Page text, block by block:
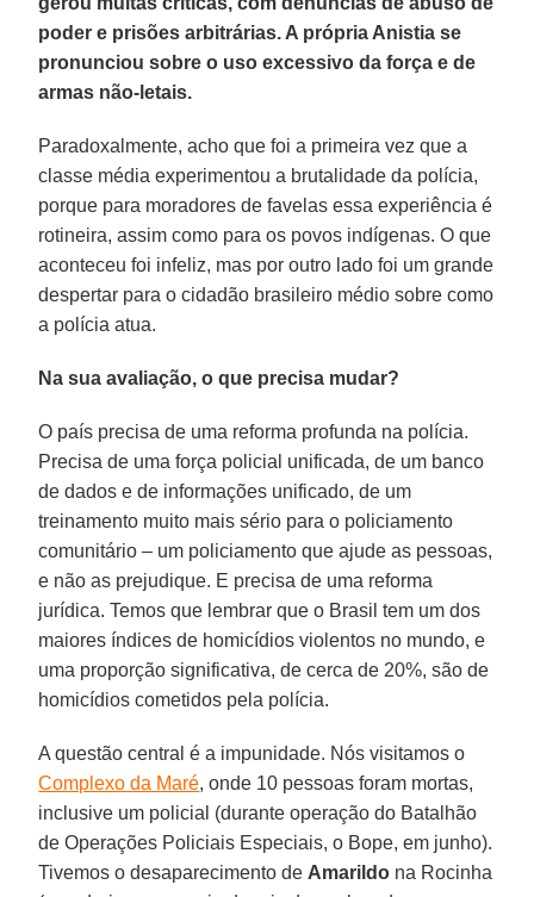
poder e prisões arbitrárias. A própria Anistia se
pronunciou sobre o uso excessivo da força e de
armas não-letais.
Paradoxalmente, acho que foi a primeira vez que a
classe média experimentou a brutalidade da polícia,
porque para moradores de favelas essa experiência é
rotineira, assim como para os povos indígenas. O que
aconteceu foi infeliz, mas por outro lado foi um grande
despertar para o cidadão brasileiro médio sobre como
a polícia atua.
Na sua avaliação, o que precisa mudar?
O país precisa de uma reforma profunda na polícia.
Precisa de uma força policial unificada, de um banco
de dados e de informações unificado, de um
treinamento muito mais sério para o policiamento
comunitário – um policiamento que ajude as pessoas,
e não as prejudique. E precisa de uma reforma
jurídica. Temos que lembrar que o Brasil tem um dos
maiores índices de homicídios violentos no mundo, e
uma proporção significativa, de cerca de 20%, são de
homicídios cometidos pela polícia.
A questão central é a impunidade. Nós visitamos o
Complexo da Maré, onde 10 pessoas foram mortas,
inclusive um policial (durante operação do Batalhão
de Operações Policiais Especiais, o Bope, em junho).
Tivemos o desaparecimento de Amarildo na Rocinha